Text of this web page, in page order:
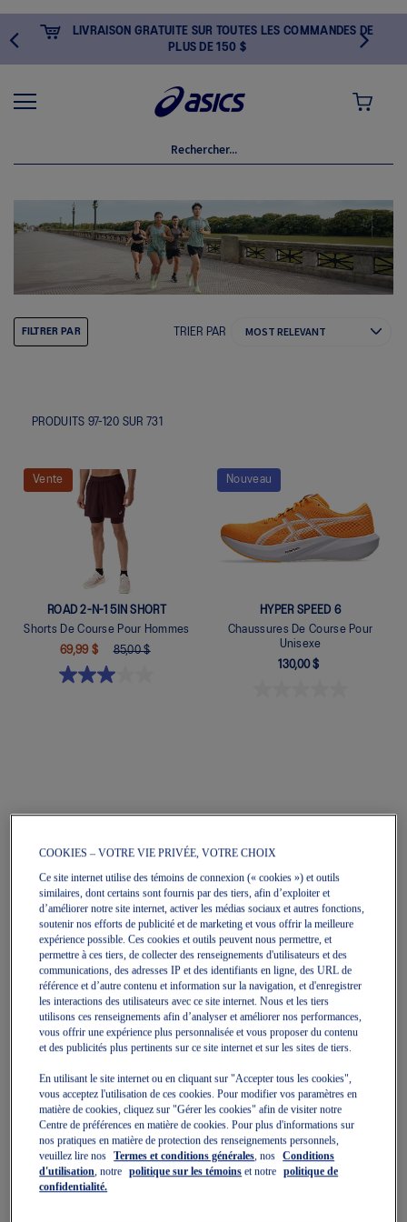
LIVRAISON GRATUITE SUR TOUTES LES COMMANDES DE
PLUS DE 150 $
MON
PRODUITS 97- 120 SUR 731
TRIER PAR
Vente
ROAD 2-N-1 5IN SHORT
Shorts De Course Pour Hommes
69,99 $
85,00 $
Quickview
Nouveau
HYPER SPEED 6
Chaussures De Course Pour
Unisexe
130,00 $
Quickview
Nouveau
HYPER SPEED 6
Chaussures De Course Pour
Unisexe
130,00 $
Nouveau
HYPER SPEED 6
Chaussures De Course Pour
Unisexe
FILTRER PAR
COOKIES – VOTRE VIE PRIVÉE, VOTRE CHOIX
Ce site internet utilise des témoins de connexion (« cookies ») et outils
similaires, dont certains sont fournis par des tiers, afin d’exploiter et
d’améliorer notre site internet, activer les médias sociaux et autres fonctions,
soutenir nos efforts de publicité et de marketing et vous offrir la meilleure
expérience possible. Ces cookies et outils peuvent nous permettre, et
permettre à ces tiers, de collecter des renseignements d'utilisateurs et des
communications, des adresses IP et des identifiants en ligne, des URL de
référence et d’autre contenu et information sur la navigation, et d'enregistrer
les interactions des utilisateurs avec ce site internet. Nous et les tiers
utilisons ces renseignements afin d’analyser et améliorer nos performances,
vous offrir une expérience plus personnalisée et vous proposer du contenu
et des publicités plus pertinents sur ce site internet et sur les sites de tiers.
En utilisant le site internet ou en cliquant sur "Accepter tous les cookies",
vous acceptez l'utilisation de ces cookies. Pour modifier vos paramètres en
matière de cookies, cliquez sur "Gérer les cookies" afin de visiter notre
Centre de préférences en matière de cookies. Pour plus d'informations sur
nos pratiques en matière de protection des renseignements personnels,
veuillez lire nos
Termes et conditions générales, nos
Conditions
d'utilisation, notre politique sur les témoins et notre
politique de
confidentialité.